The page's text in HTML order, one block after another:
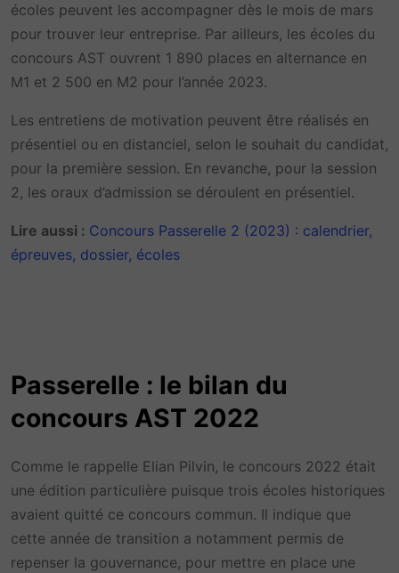
écoles peuvent les accompagner dès le mois de mars
pour trouver leur entreprise. Par ailleurs, les écoles du
concours AST ouvrent 1 890 places en alternance en
M1 et 2 500 en M2 pour l’année 2023.
Les entretiens de motivation peuvent être réalisés en
présentiel ou en distanciel, selon le souhait du candidat,
pour la première session. En revanche, pour la session
2, les oraux d’admission se déroulent en présentiel.
Lire aussi : Concours Passerelle 2 (2023) : calendrier,
épreuves, dossier, écoles
Passerelle : le bilan du
concours AST 2022
Comme le rappelle Elian Pilvin, le concours 2022 était
une édition particulière puisque trois écoles historiques
avaient quitté ce concours commun. Il indique que
cette année de transition a notamment permis de
repenser la gouvernance, pour mettre en place une